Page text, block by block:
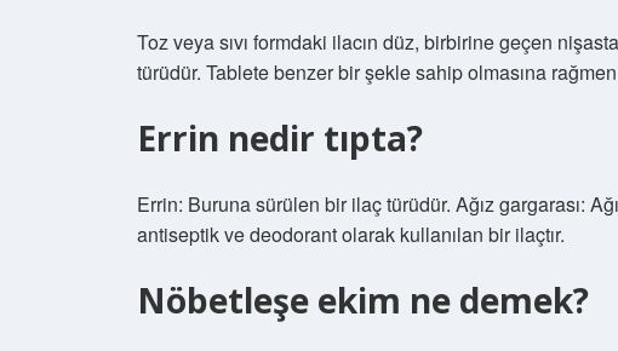
Toz veya sıvı formdaki ilacın düz, birbirine geçen
türüdür. Tablete benzer bir şekle sahip olmasına
Errin nedir tıpta?
Errin: Buruna sürülen bir ilaç türüdür. Ağız gargarası:
antiseptik ve deodorant olarak kullanılan bir ilaçtır.
Nöbetleşe ekim ne demek?